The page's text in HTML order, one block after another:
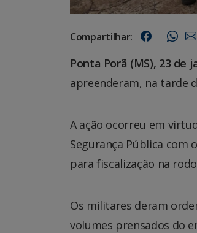
Compartilhar:
Ponta Porã (MS), 23 de
apreenderam, na tarde
A ação ocorreu em
Segurança Pública com
para fiscalização na
Os militares deram
volumes prensados do